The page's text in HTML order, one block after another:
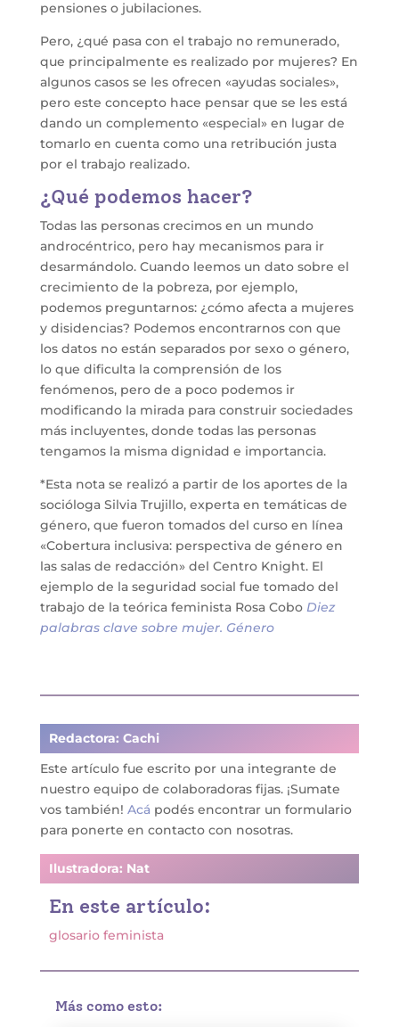
pensiones o jubilaciones.
Pero, ¿qué pasa con el trabajo no remunerado,
que principalmente es realizado por mujeres? En
algunos casos se les ofrecen «ayudas sociales»,
pero este concepto hace pensar que se les está
dando un complemento «especial» en lugar de
tomarlo en cuenta como una retribución justa
por el trabajo realizado.
¿Qué podemos hacer?
Todas las personas crecimos en un mundo
androcéntrico, pero hay mecanismos para ir
desarmándolo. Cuando leemos un dato sobre el
crecimiento de la pobreza, por ejemplo,
podemos preguntarnos: ¿cómo afecta a mujeres
y disidencias? Podemos encontrarnos con que
los datos no están separados por sexo o género,
lo que dificulta la comprensión de los
fenómenos, pero de a poco podemos ir
modificando la mirada para construir sociedades
más incluyentes, donde todas las personas
tengamos la misma dignidad e importancia.
*Esta nota se realizó a partir de los aportes de la
socióloga Silvia Trujillo, experta en temáticas de
género, que fueron tomados del curso en línea
«Cobertura inclusiva: perspectiva de género en
las salas de redacción» del Centro Knight. El
ejemplo de la seguridad social fue tomado del
trabajo de la teórica feminista Rosa Cobo Diez
palabras clave sobre mujer. Género
Redactora: Cachi
Este artículo fue escrito por una integrante de
nuestro equipo de colaboradoras fijas. ¡Sumate
vos también! Acá podés encontrar un formulario
para ponerte en contacto con nosotras.
Ilustradora: Nat
En este artículo:
glosario feminista
Más como esto: